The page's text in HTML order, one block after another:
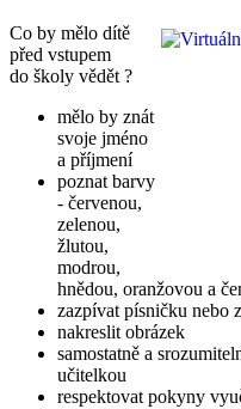
Co by mělo dítě
před vstupem
do školy vědět ?
mělo by znát
svoje jméno
a příjmení
poznat barvy
- červenou,
zelenou,
žlutou,
modrou,
hnědou, oranžovou a
zazpívat písničku nebo
nakreslit obrázek
samostatně a
učitelkou
respektovat pokyny